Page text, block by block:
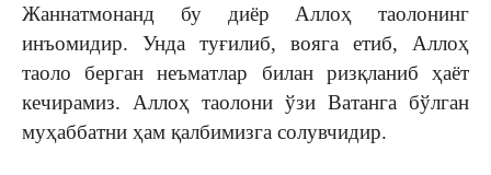
Жаннатмонанд бу диёр Аллоҳ таолонинг
инъомидир. Унда туғилиб, вояга етиб, Аллоҳ
таоло берган неъматлар билан ризқланиб ҳаёт
кечирамиз. Аллоҳ таолони ўзи Ватанга бўлган
муҳаббатни ҳам қалбимизга солувчидир.